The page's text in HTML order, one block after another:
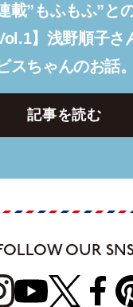
載”もふもふ”と
】浅野順子さ
スちゃんのお話。
記事を読む
OUR